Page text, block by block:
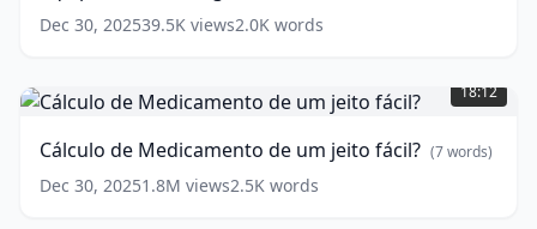
a
função
equipe
de
(12
words)
Dec 30, 202539.5K views2.0K words
de
Medicamento
um
jeito
18:12
Cálculo de Medicamento de um jeito fácil? (7words)
Dec 30, 20251.8M views2.5K words